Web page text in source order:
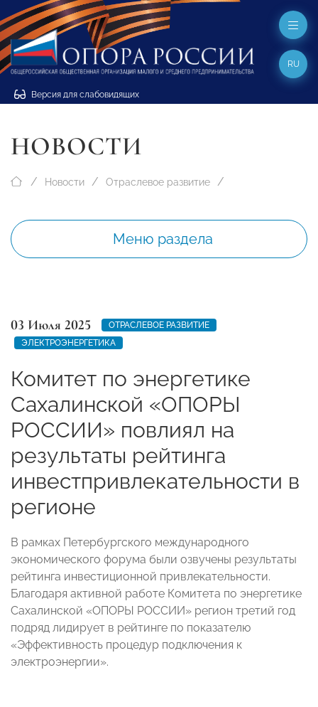
Версия для слабовидящих
RU
НОВОСТИ
Новости Отраслевое развитие
Меню раздела
03 Июля 2025
ОТРАСЛЕВОЕ РАЗВИТИЕ
ЭЛЕКТРОЭНЕРГЕТИКА
Комитет по энергетике
Сахалинской «ОПОРЫ
РОССИИ» повлиял на
результаты рейтинга
инвестпривлекательности в
регионе
В рамках Петербургского международного
экономического форума были озвучены результаты
рейтинга инвестиционной привлекательности.
Благодаря активной работе Комитета по энергетике
Сахалинской «ОПОРЫ РОССИИ» регион третий год
подряд лидирует в рейтинге по показателю
«Эффективность процедур подключения к
электроэнергии».